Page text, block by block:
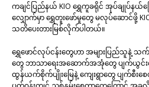
ကချင်ပြည်နယ် KIO ရွှေကူခရိုင် အုပ်ချုပ်နယ်မ
လျှောက်မှာ ရွှေတူးဖော်မှုတွေ မလုပ်ဆောင်ဖို့
သတိပေးတားမြစ်လိုက်ပါတယ်။
ရွှေဖောင်လုပ်ငန်းတွေဟာ အများပြည်သူနဲ့
တွေ ဘာသာရေးအဆောက်အအုံတွေ ပျက်ယွင်း
ထွန်ယက်စိုက်ပျိုးမြေနဲ့ ကျေးရွာတွေ ပျက်စီးစ